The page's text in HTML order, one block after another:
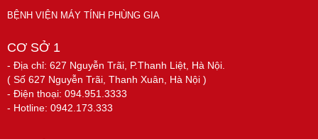
BỆNH VIỆN MÁY TÍNH PHÙNG GIA
CƠ SỞ 1
- Địa chỉ: 627 Nguyễn Trãi, P.Thanh Liệt, Hà Nội.
( Số 627 Nguyễn Trãi, Thanh Xuân, Hà Nội )
- Điện thoại: 094.951.3333
- Hotline: 0942.173.333